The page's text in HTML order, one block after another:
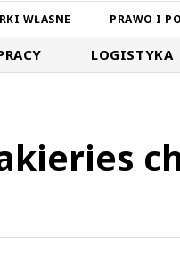
WŁASNE PRAWO I
LOGISTYKA